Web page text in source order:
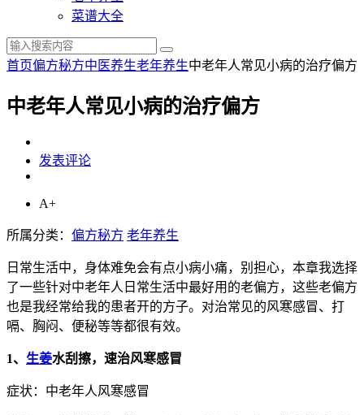
菜谱大全
首页偏方秘方中医养生老年养生中老年人常见小病的治疗偏方
中老年人常见小病的治疗偏方
发表评论
A+
所属分类： 偏方秘方 老年养生
日常生活中，身体难免会有点小病小痛，别担心，本章我选择
了一些针对中老年人日常生活中最好用的老偏方，这些老偏方
也是我经常给我的患者开的方子。对治常见的风寒感冒、打
嗝、胸闷、便秘等等都很有效。
1、 生姜水刮擦，速治风寒感冒
症状：中老年人风寒感冒